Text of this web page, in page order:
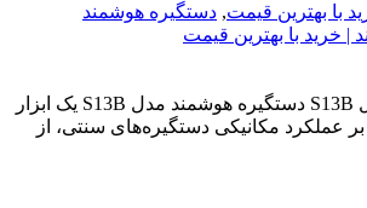
با بهترین قیمت, دستگیره هوشمند
| خرید با بهترین قیمت
دستگیره هوشمند مدل S13B دستگیره هوشمند مدل S13B یک ابزار
عملکرد مکانیکی دستگیره‌های سنتی، از